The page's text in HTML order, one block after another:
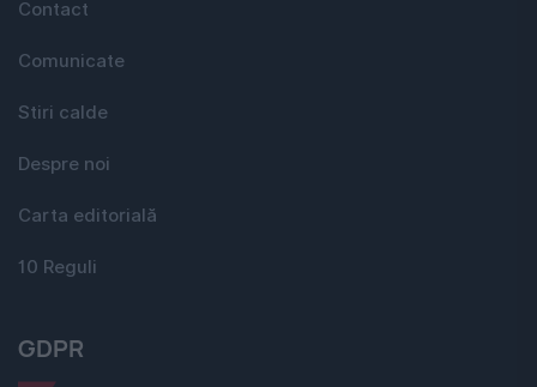
Contact
Comunicate
Stiri calde
Despre noi
Carta editorială
10 Reguli
GDPR